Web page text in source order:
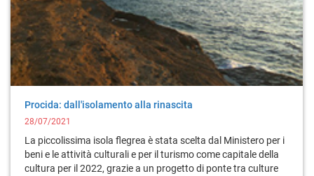
Procida: dall'isolamento alla rinascita
28/07/2021
La piccolissima isola flegrea è stata scelta dal Ministero per i
beni e le attività culturali e per il turismo come capitale della
cultura per il 2022, grazie a un progetto di ponte tra culture